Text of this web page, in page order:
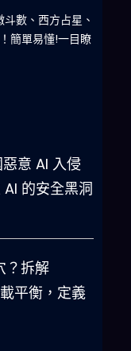
數、西方占星、
簡單易懂!一目瞭
意 AI 入侵
的安全黑洞
？拆解
平衡，定義